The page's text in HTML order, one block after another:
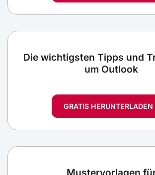
Die wichtigsten Tipps und
um Outlook
GRATIS HERUNTERLADEN
Mustervorlagen